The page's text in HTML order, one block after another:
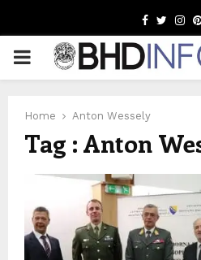
Facebook
PRIMARY
Home Anton Wessely
Tag : Anton